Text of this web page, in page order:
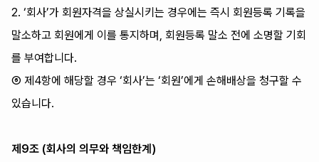
2. ‘회사’가 회원자격을 상실시키는 경우에는 즉시 회원등록 기록을
말소하고 회원에게 이를 통지하며, 회원등록 말소 전에 소명할 기회
를 부여합니다.
⑥ 제4항에 해당할 경우 ‘회사’는 ‘회원’에게 손해배상을 청구할 수
있습니다.
제9조 (회사의 의무와 책임한계)